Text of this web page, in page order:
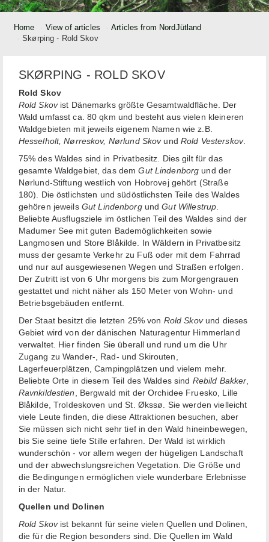
Home View of articles
Articles from NordJütland
Skørping - Rold Skov
SKØRPING - ROLD SKOV
Rold Skov
Rold Skovist Dänemarks größte Gesamtwaldfläche. Der
Wald umfasst ca. 80 qkm und besteht aus vielen kleineren
Waldgebieten mit jeweils eigenem Namen wie z.B.
Hesselholt, Nørreskov, Nørlund Skovund Rold Vesterskov.
75% des Waldes sind in Privatbesitz. Dies gilt für das
gesamte Waldgebiet, das dem Gut Lindenborg und der
Nørlund-Stiftung westlich von Hobrovej gehört (Straße
180). Die östlichsten und südöstlichsten Teile des Waldes
gehören jeweils Gut LindenborgundGut Willestrup.
Beliebte Ausflugsziele im östlichen Teil des Waldes sind der
Madumer See mit guten Bademöglichkeiten sowie
Langmosen und Store Blåkilde. In Wäldern in Privatbesitz
muss der gesamte Verkehr zu Fuß oder mit dem Fahrrad
und nur auf ausgewiesenen Wegen und Straßen erfolgen.
Der Zutritt ist von 6 Uhr morgens bis zum Morgengrauen
gestattet und nicht näher als 150 Meter von Wohn- und
Betriebsgebäuden entfernt.
Der Staat besitzt die letzten 25% von Rold Skovund dieses
Gebiet wird von der dänischen Naturagentur Himmerland
verwaltet. Hier finden Sie überall und rund um die Uhr
Zugang zu Wander-, Rad- und Skirouten,
Lagerfeuerplätzen, Campingplätzen und vielem mehr.
Beliebte Orte in diesem Teil des Waldes sind Rebild Bakker,
Ravnkildestien, Bergwald mit der Orchidee Fruesko, Lille
Blåkilde, Troldeskoven und St. Økssø. Sie werden vielleicht
viele Leute finden, die diese Attraktionen besuchen, aber
Sie müssen sich nicht sehr tief in den Wald hineinbewegen,
bis Sie seine tiefe Stille erfahren. Der Wald ist wirklich
wunderschön - vor allem wegen der hügeligen Landschaft
und der abwechslungsreichen Vegetation. Die Größe und
die Bedingungen ermöglichen viele wunderbare Erlebnisse
in der Natur.
Quellen und Dolinen
Rold Skovist bekannt für seine vielen Quellen und Dolinen,
die für die Region besonders sind. Die Quellen im Wald